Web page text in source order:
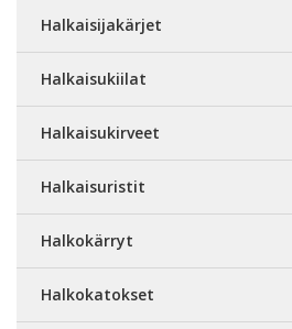
Halkaisijakärjet
Halkaisukiilat
Halkaisukirveet
Halkaisuristit
Halkokärryt
Halkokatokset